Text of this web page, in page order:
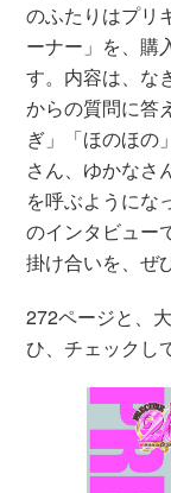
のふたりはプリ
ーナー」を、購
す。内容は、な
からの質問に答
ぎ」「ほのほの
さん、ゆかなさ
を呼ぶようにな
のインタビュー
掛け合いを、ぜ
272ページと、
ひ、チェックし